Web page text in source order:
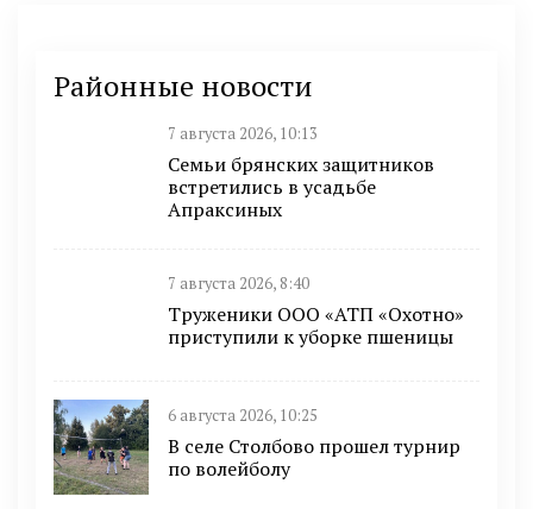
Районные новости
7 августа 2026, 10:13
Семьи брянских защитников
встретились в усадьбе
Апраксиных
7 августа 2026, 8:40
Труженики ООО «АТП «Охотно»
приступили к уборке пшеницы
6 августа 2026, 10:25
В селе Столбово прошел турнир
по волейболу